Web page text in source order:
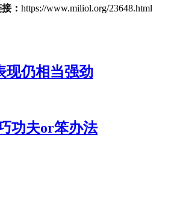
： https://www.miliol.org/23648.html
现仍相当强劲
功夫or笨办法